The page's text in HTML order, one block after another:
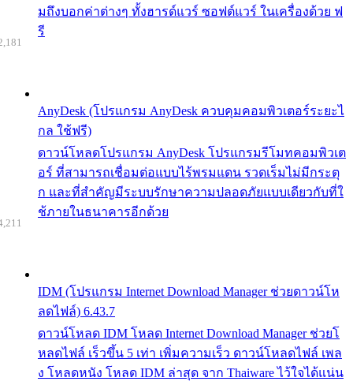
มถึงบอกค่าต่างๆ ทั้งฮารด์แวร์ ซอฟต์แวร์ ในเครื่องด้วย ฟ
รี
AnyDesk (โปรแกรม AnyDesk ควบคุมคอมพิวเตอร์ระยะไ
กล ใช้ฟรี)
ดาวน์โหลดโปรแกรม AnyDesk โปรแกรมรีโมทคอมพิวเต
อร์ ที่สามารถเชื่อมต่อแบบไร้พรมแดน รวดเร็มไม่มีกระตุ
ก และที่สำคัญมีระบบรักษาความปลอดภัยแบบเดียวกับที่ใ
ช้ภายในธนาคารอีกด้วย
IDM (โปรแกรม Internet Download Manager ช่วยดาวน์โห
ลดไฟล์) 6.43.7
ดาวน์โหลด IDM โหลด Internet Download Manager ช่วยโ
หลดไฟล์ เร็วขึ้น 5 เท่า เพิ่มความเร็ว ดาวน์โหลดไฟล์ เพล
ง โหลดหนัง โหลด IDM ล่าสุด จาก Thaiware ไว้ใจได้แน่น